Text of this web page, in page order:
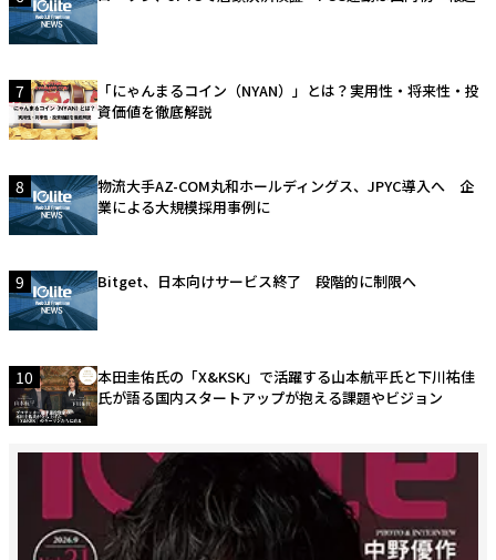
7
「にゃんまるコイン（NYAN）」とは？実用性・将来性・投
資価値を徹底解説
8
物流大手AZ-COM丸和ホールディングス、JPYC導入へ 企
業による大規模採用事例に
9 Bitget、日本向けサービス終了 段階的に制限へ
10
本田圭佑氏の「X&KSK」で活躍する山本航平氏と下川祐佳
氏が語る国内スタートアップが抱える課題やビジョン